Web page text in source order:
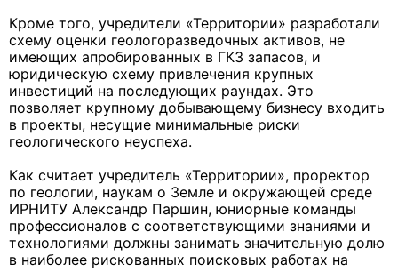
Кроме того, учредители «Территории» разработали
схему оценки геологоразведочных активов, не
имеющих апробированных в ГКЗ запасов, и
юридическую схему привлечения крупных
инвестиций на последующих раундах. Это
позволяет крупному добывающему бизнесу входить
в проекты, несущие минимальные риски
геологического неуспеха.
Как считает учредитель «Территории», проректор
по геологии, наукам о Земле и окружающей среде
ИРНИТУ Александр Паршин, юниорные команды
профессионалов с соответствующими знаниями и
технологиями должны занимать значительную долю
в наиболее рискованных поисковых работах на